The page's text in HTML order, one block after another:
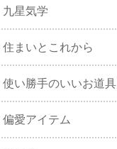
九星気学
住まいとこれから
使い勝手のいいお道具
偏愛アイテム